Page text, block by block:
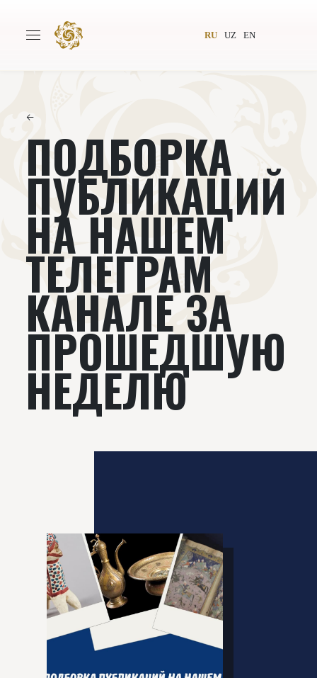
RU UZ EN
Всемирное общество
Издательство Новости
Проекты Подкасты
Книги Видеолекторий
←
ПОДБОРКА
ПУБЛИКАЦИЙ
НА НАШЕМ
ТЕЛЕГРАМ
КАНАЛЕ ЗА
ПРОШЕДШУЮ
НЕДЕЛЮ